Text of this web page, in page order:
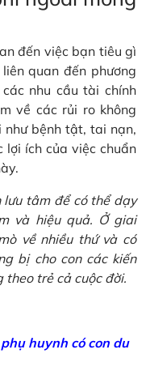
đến việc bạn tiêu gì
quan đến phương
nhu cầu tài chính
về các rủi ro không
bệnh tật, tai nạn,
lợi ích của việc chuẩn
lưu tâm để có thể dạy
và hiệu quả. Ở giai
về nhiều thứ và có
bị cho con các kiến
theo trẻ cả cuộc đời.
huynh có con du